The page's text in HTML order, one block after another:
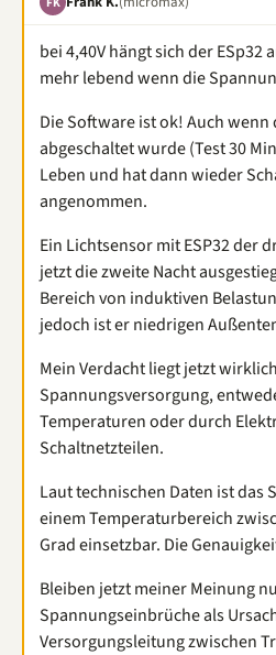
bei 4,40V hängt sich der
mehr lebend wenn die
Die Software ist ok! Auch wenn
abgeschaltet wurde (Test 30
Leben und hat dann wieder
angenommen.
Ein Lichtsensor mit ESP32 der
jetzt die zweite Nacht
Bereich von induktiven
jedoch ist er niedrigen
Mein Verdacht liegt jetzt
Spannungsversorgung,
Temperaturen oder durch
Schaltnetzteilen.
Laut technischen Daten ist das
einem Temperaturbereich
Grad einsetzbar. Die
Bleiben jetzt meiner Meinung
Spannungseinbrüche als
Versorgungsleitung zwischen